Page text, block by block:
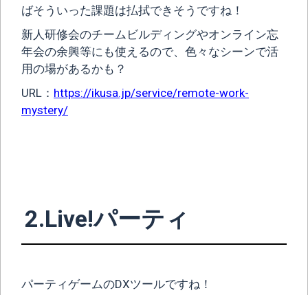
ばそういった課題は払拭できそうですね！
新人研修会のチームビルディングやオンライン忘
年会の余興等にも使えるので、色々なシーンで活
用の場があるかも？
URL： https://ikusa.jp/service/remote-work-
mystery/
2.Live!パーティ
パーティゲームのDXツールですね！